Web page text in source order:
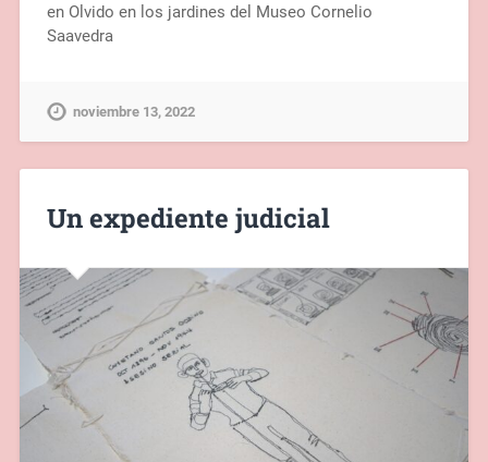
en Olvido en los jardines del Museo Cornelio
Saavedra
noviembre 13, 2022
Un expediente judicial